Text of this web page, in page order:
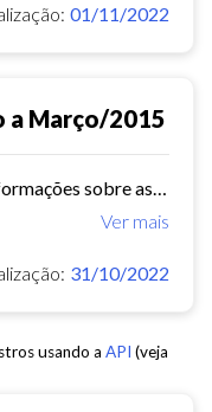
01/11/2022
a Março/2015
Ver mais
31/10/2022
usando a API (veja